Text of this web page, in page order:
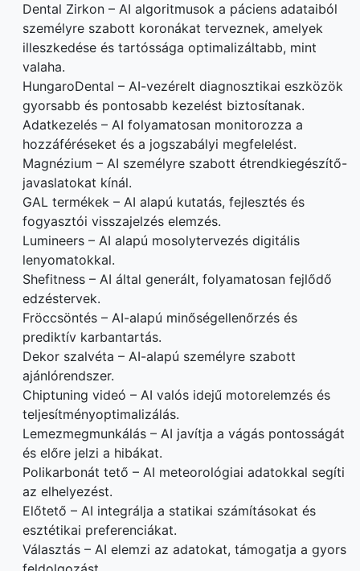
Dental Zirkon – AI algoritmusok a páciens adataiból
személyre szabott koronákat terveznek, amelyek
illeszkedése és tartóssága optimalizáltabb, mint
valaha.
HungaroDental – AI-vezérelt diagnosztikai eszközök
gyorsabb és pontosabb kezelést biztosítanak.
Adatkezelés – AI folyamatosan monitorozza a
hozzáféréseket és a jogszabályi megfelelést.
Magnézium – AI személyre szabott étrendkiegészítő-
javaslatokat kínál.
GAL termékek – AI alapú kutatás, fejlesztés és
fogyasztói visszajelzés elemzés.
Lumineers – AI alapú mosolytervezés digitális
lenyomatokkal.
Shefitness – AI által generált, folyamatosan fejlődő
edzéstervek.
Fröccsöntés – AI-alapú minőségellenőrzés és
prediktív karbantartás.
Dekor szalvéta – AI-alapú személyre szabott
ajánlórendszer.
Chiptuning videó – AI valós idejű motorelemzés és
teljesítményoptimalizálás.
Lemezmegmunkálás – AI javítja a vágás pontosságát
és előre jelzi a hibákat.
Polikarbonát tető – AI meteorológiai adatokkal segíti
az elhelyezést.
Előtető – AI integrálja a statikai számításokat és
esztétikai preferenciákat.
Választás – AI elemzi az adatokat, támogatja a gyors